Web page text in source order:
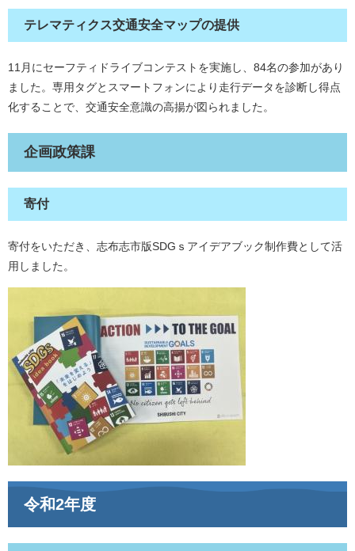
テレマティクス交通安全マップの提供
11月にセーフティドライブコンテストを実施し、84名の参加があり
ました。専用タグとスマートフォンにより走行データを診断し得点
化することで、交通安全意識の高揚が図られました。
企画政策課
寄付
寄付をいただき、志布志市版SDGｓアイデアブック制作費として活
用しました。
令和2年度